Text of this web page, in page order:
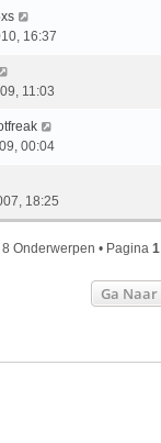
16:37
11:03
00:04
18:25
8 Onderwerpen • Pagina 1
Ga Naar